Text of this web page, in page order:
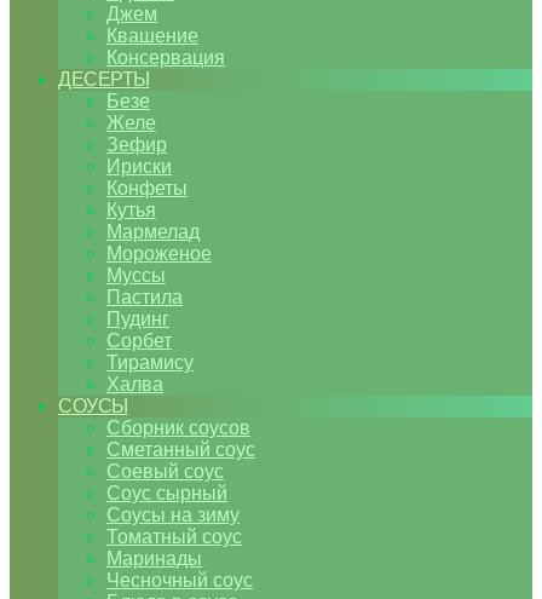
Джем
Квашение
Консервация
ДЕСЕРТЫ
Безе
Желе
Зефир
Ириски
Конфеты
Кутья
Мармелад
Мороженое
Муссы
Пастила
Пудинг
Сорбет
Тирамису
Халва
СОУСЫ
Сборник соусов
Сметанный соус
Соевый соус
Соус сырный
Соусы на зиму
Томатный соус
Маринады
Чесночный соус